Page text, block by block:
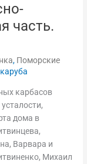
часть.
, Поморские
карбасов
дома в
Варвара и
Михаил